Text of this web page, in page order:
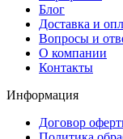
Блог
Доставка и
Вопросы и
О компании
Контакты
Информация
Договор